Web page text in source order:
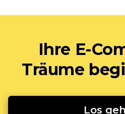
Ihre E-
Träume
Los